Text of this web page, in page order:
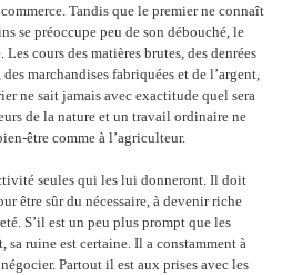
Tandis que le premier ne connaît
se préoccupe peu de son débouché, le
cours des matières brutes, des denrées
marchandises fabriquées et de l’argent,
ne sait jamais avec exactitude quel sera
de la nature et un travail ordinaire ne
être comme à l’agriculteur.
seules qui les lui donneront. Il doit
être sûr du nécessaire, à devenir riche
S’il est un peu plus prompt que les
sa ruine est certaine. Il a constamment à
Partout il est aux prises avec les